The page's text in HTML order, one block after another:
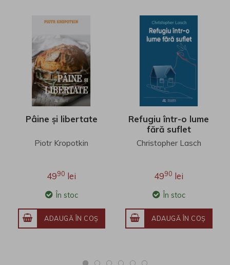
Pâine și libertate
Piotr Kropotkin
4990 lei
În stoc
ADAUGĂ ÎN COŞ
Refugiu într-o lume
fără suflet
Christopher Lasch
4990 lei
În stoc
ADAUGĂ ÎN COŞ